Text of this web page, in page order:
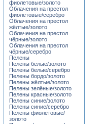
фиолетовые/золото
Облачения на престол
фиолетовые/серебро
Облачения на престол
жёлтые/золото
Облачения на престол
чёрные/золото
Облачения на престол
чёрные/серебро
Пелены
Пелены белые/золото
Пелены белые/серебро
Пелены бордо/золото
Пелены жёлтые/золото
Пелены зелёные/золото
Пелены красные/золото
Пелены синие/золото
Пелены синие/серебро
Пелены фиолетовые/
золото